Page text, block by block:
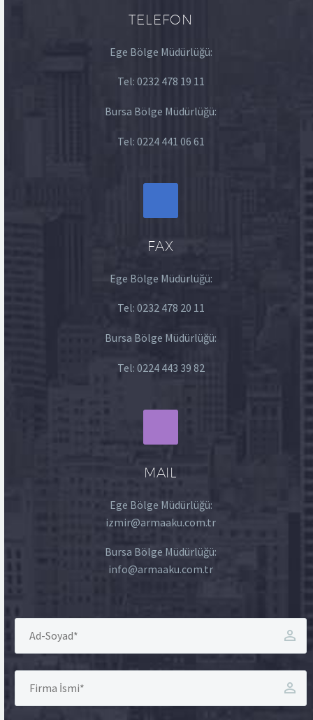
TELEFON
Ege Bölge Müdürlüğü:
Tel: 0232 478 19 11
Bursa Bölge Müdürlüğü:
Tel: 0224 441 06 61
FAX
Ege Bölge Müdürlüğü:
Tel: 0232 478 20 11
Bursa Bölge Müdürlüğü:
Tel: 0224 443 39 82
MAIL
Ege Bölge Müdürlüğü:
izmir@armaaku.com.tr
Bursa Bölge Müdürlüğü:
info@armaaku.com.tr